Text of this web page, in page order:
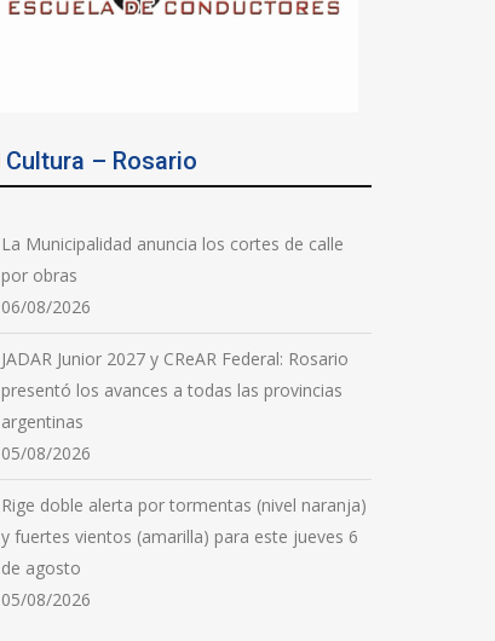
Cultura – Rosario
La Municipalidad anuncia los cortes de calle
por obras
06/08/2026
JADAR Junior 2027 y CReAR Federal: Rosario
presentó los avances a todas las provincias
argentinas
05/08/2026
Rige doble alerta por tormentas (nivel naranja)
y fuertes vientos (amarilla) para este jueves 6
de agosto
05/08/2026